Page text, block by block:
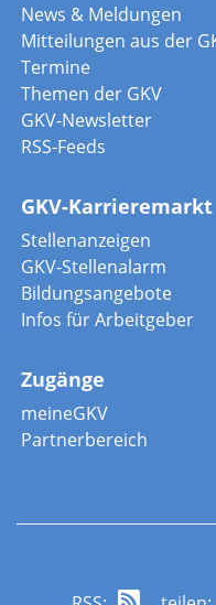
News & Meldungen
Mitteilungen aus der
Termine
Themen der GKV
GKV-Newsletter
RSS-Feeds
GKV-Karrieremarkt
Stellenanzeigen
GKV-Stellenalarm
Bildungsangebote
Infos für Arbeitgeber
Zugänge
meineGKV
Partnerbereich